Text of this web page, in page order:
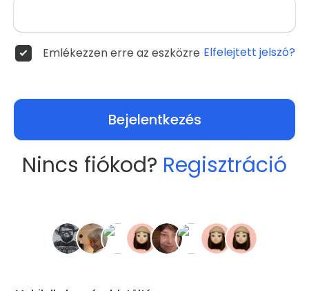
Emlékezzen erre az eszközre Elfelejtett jelszó?
Bejelentkezés
Nincs fiókod? Regisztráció